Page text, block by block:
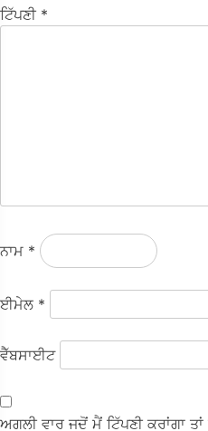
ਟਿੱਪਣੀ *
ਨਾਮ *
ਈਮੇਲ *
ਵੈੱਬਸਾਈਟ
ਅਗਲੀ ਵਾਰ ਜਦੋਂ ਮੈਂ ਟਿੱਪਣੀ ਕਰਾਂਗਾ